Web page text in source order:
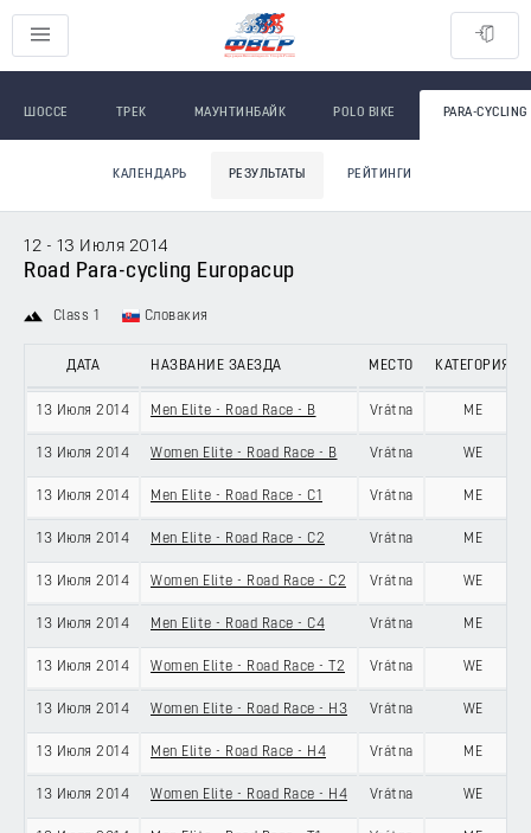
ШОССЕ ТРЕК МАУНТИНБАЙК POLO BIKE PARA-CYCLING
КАЛЕНДАРЬ РЕЗУЛЬТАТЫ РЕЙТИНГИ
12 - 13 Июля 2014
Road Para-cycling Europacup
Class 1 Словакия
ДАТА НАЗВАНИЕ ЗАЕЗДА МЕСТО КАТЕГОРИЯ
13 Июля 2014 Men Elite - Road Race - B Vrátna ME
13 Июля 2014 Women Elite - Road Race - B Vrátna WE
13 Июля 2014 Men Elite - Road Race - C1 Vrátna ME
13 Июля 2014 Men Elite - Road Race - C2 Vrátna ME
13 Июля 2014 Women Elite - Road Race - C2 Vrátna WE
13 Июля 2014 Men Elite - Road Race - C4 Vrátna ME
13 Июля 2014 Women Elite - Road Race - T2 Vrátna WE
13 Июля 2014 Women Elite - Road Race - H3 Vrátna WE
13 Июля 2014 Men Elite - Road Race - H4 Vrátna ME
13 Июля 2014 Women Elite - Road Race - H4 Vrátna WE